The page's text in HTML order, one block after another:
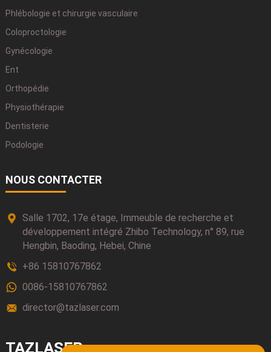
Phlébologie et chirurgie vasculaire
Coloproctologie
Gynécologie
Ent
Orthopédie
Physiothérapie
Dentisterie
Podologie
NOUS CONTACTER
Salle 1702, 17e étage, Immeuble de recherche et
développement intégré Zhibo Technology, n° 89, rue
Hengbin, Baoding, Hebei, Chine
+86 15810767862
0086-15810767862
director@tazlaser.com
TAZLASER